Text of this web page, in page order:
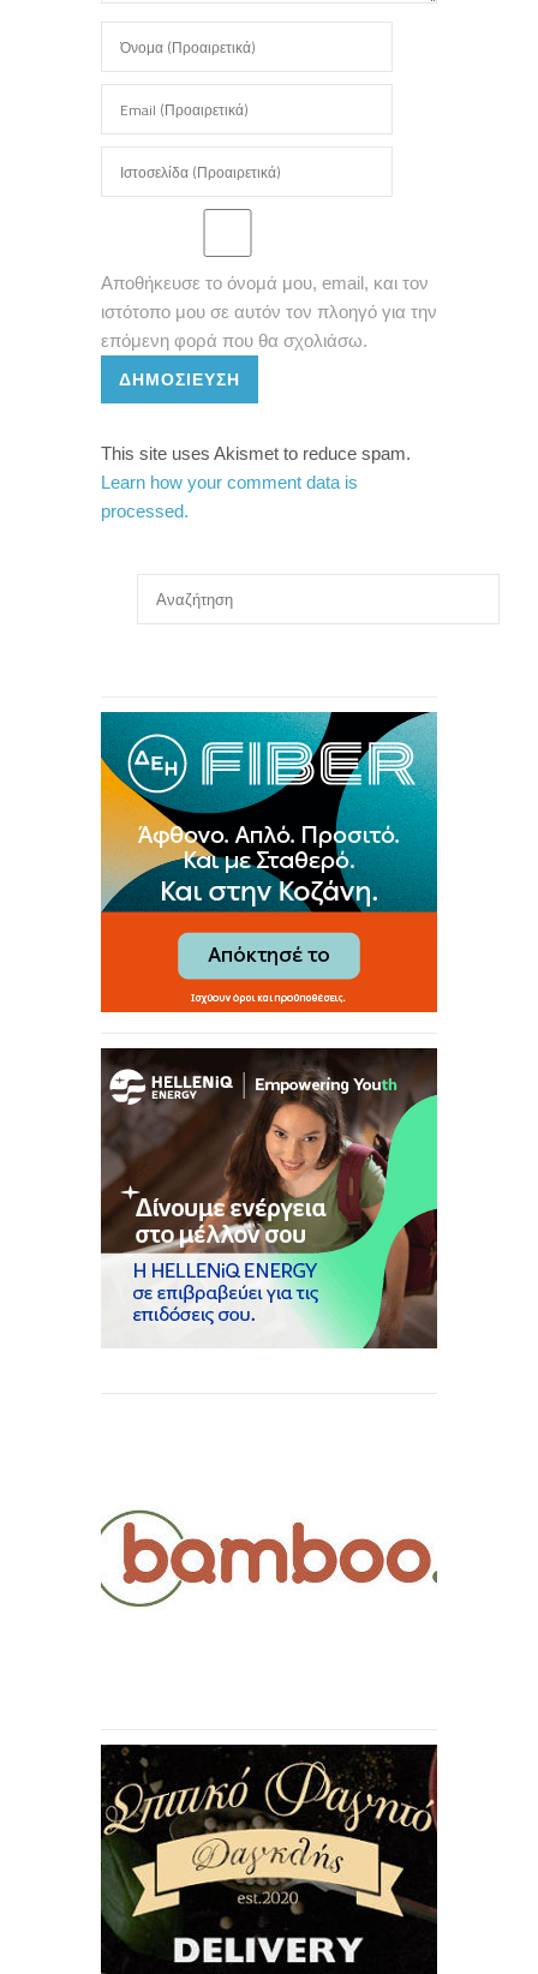
Αποθήκευσε το όνομά μου, email, και τον
ιστότοπο μου σε αυτόν τον πλοηγό για την
επόμενη φορά που θα σχολιάσω.
ΔΗΜΟΣΊΕΥΣΗ
This site uses Akismet to reduce spam.
Learn how your comment data is
processed.